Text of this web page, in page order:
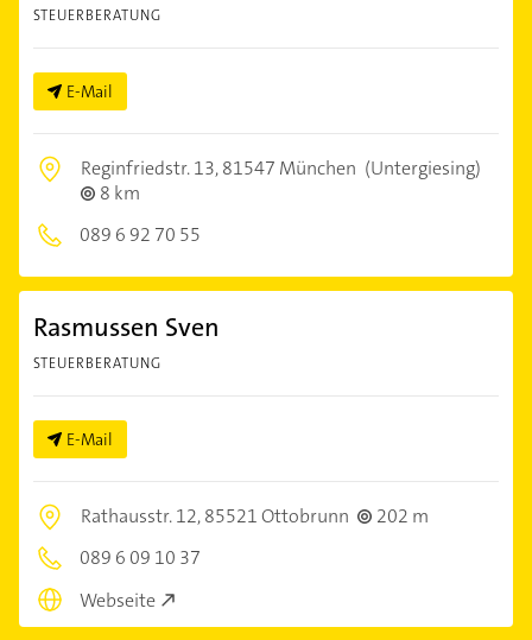
STEUERBERATUNG
E-Mail
Reginfriedstr. 13,81547 München (Untergiesing)
8 km
089 6 92 70 55
Rasmussen Sven
STEUERBERATUNG
E-Mail
Rathausstr. 12,85521 Ottobrunn
202 m
089 6 09 10 37
Webseite